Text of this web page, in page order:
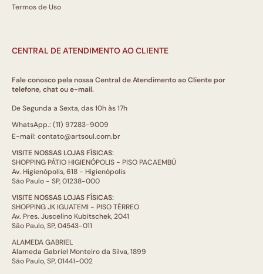
Termos de Uso
CENTRAL DE ATENDIMENTO AO CLIENTE
Fale conosco pela nossa Central de Atendimento ao Cliente por
telefone, chat ou e-mail.
De Segunda a Sexta, das 10h às 17h
WhatsApp.: (11) 97283-9009
E-mail: contato@artsoul.com.br
VISITE NOSSAS LOJAS FÍSICAS:
SHOPPING PÁTIO HIGIENÓPOLIS - PISO PACAEMBÚ
Av. Higienópolis, 618 - Higienópolis
São Paulo - SP, 01238-000
VISITE NOSSAS LOJAS FÍSICAS:
SHOPPING JK IGUATEMI - PISO TÉRREO
Av. Pres. Juscelino Kubitschek, 2041
São Paulo, SP, 04543-011
ALAMEDA GABRIEL
Alameda Gabriel Monteiro da Silva, 1899
São Paulo, SP, 01441-002